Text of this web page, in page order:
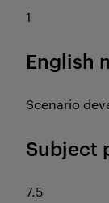
1
English
Scenario
Subject
7.5